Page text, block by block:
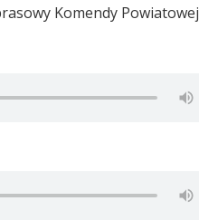
Komendy Powiatowej